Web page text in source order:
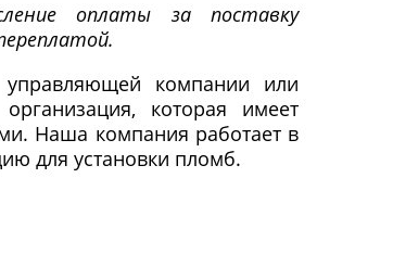
оплаты за поставку
управляющей компании или
которая имеет
Наша компания работает в
для установки пломб.